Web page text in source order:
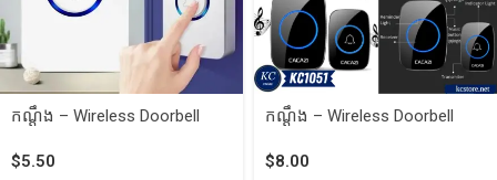
កណ្ដឹង – Wireless Doorbell
$5.50
កណ្ដឹង – Wireless Doorbell
$8.00